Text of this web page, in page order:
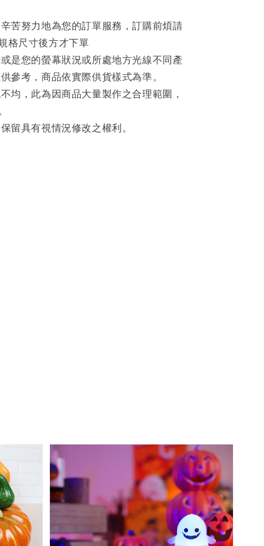
苦努力地為您的訂單服務，訂購前煩請
格尺寸後方才下單
是您的螢幕狀況或所處地方光線不同產
參考，商品依實際供貨樣式為準。
均，此為因商品大量製作之合理範圍，
留具有視情況修改之權利。